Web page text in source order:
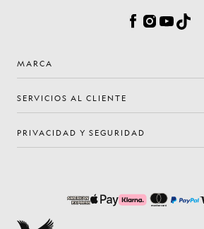
Facebook
Instagram
YouTube
TikTok
MARCA
SERVICIOS AL CLIENTE
PRIVACIDAD Y SEGURIDAD